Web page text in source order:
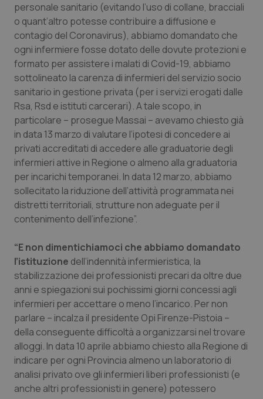
Sardegna
Sicilia
Toscana
Umbria
Valle D’Aosta
Veneto
Malattia di Crohn & Rettocolite Ulcerosa
Neuroscienze & patologie neurodegenerative
Obesità
Oftalmologia
Oncodermatologia
Oncoematologia
Oncologia & Nutrizione
Quotidiano Cardiologia
Quotidiano Chirurgia
Quotidiano Oncologia
Quotidiano Pediatria
Rene & patologie urogenitali
personale sanitario (evitando l’uso di collane, bracciali
o quant’altro potesse contribuire a diffusione e
contagio del Coronavirus), abbiamo domandato che
ogni infermiere fosse dotato delle dovute protezioni e
formato per assistere i malati di Covid-19, abbiamo
sottolineato la carenza di infermieri del servizio socio
sanitario in gestione privata (per i servizi erogati dalle
Rsa, Rsd e istituti carcerari). A tale scopo, in
particolare – prosegue Massai – avevamo chiesto già
in data 13 marzo di valutare l’ipotesi di concedere ai
privati accreditati di accedere alle graduatorie degli
infermieri attive in Regione o almeno alla graduatoria
per incarichi temporanei. In data 12 marzo, abbiamo
sollecitato la riduzione dell’attività programmata nei
distretti territoriali, strutture non adeguate per il
contenimento dell’infezione”.
“E non dimentichiamoci che abbiamo domandato
l’istituzione dell’indennità infermieristica, la
stabilizzazione dei professionisti precari da oltre due
anni e spiegazioni sui pochissimi giorni concessi agli
infermieri per accettare o meno l’incarico. Per non
parlare – incalza il presidente Opi Firenze-Pistoia –
della conseguente difficoltà a organizzarsi nel trovare
alloggi. In data 10 aprile abbiamo chiesto alla Regione di
indicare per ogni Provincia almeno un laboratorio di
analisi privato ove gli infermieri liberi professionisti (e
anche altri professionisti in genere) potessero